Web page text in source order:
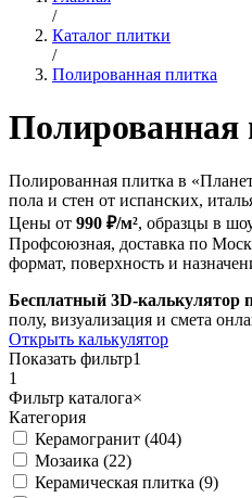
/
Каталог плитки
/
Полированная плитка
Полированная
Полированная плитка в
пола и стен от испанских,
Цены от 990 ₽/м², образцы в
Профсоюзная, доставка по
формат, поверхность и
Бесплатный 3D-калькулятор
полу, визуализация и смета
Открыть калькулятор
Показать фильтр1
1
Фильтр каталога×
Категория
Керамогранит (404)
Мозаика (22)
Керамическая плитка (9)